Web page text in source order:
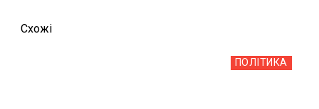
Схожi
ПОЛІТИКА